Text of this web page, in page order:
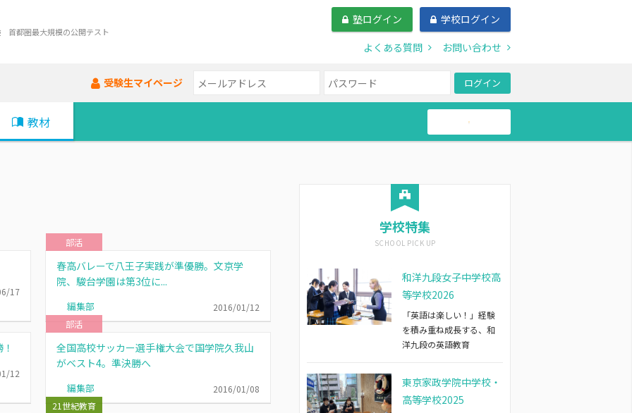
首都圏最大規模の公開テスト
塾ログイン
学校ログイン
よくある質問
お問い合わせ
受験生マイページ ログイン
教材 帰国生
17
部活
春高バレーで八王子実践が準優勝。文京学
院、駿台学園は第3位に...
編集部
2016/01/12
12
部活
全国高校サッカー選手権大会で国学院久我山
がベスト4。準決勝へ
編集部
2016/01/08
21世紀教育
学校特集
和洋九段女子中学校高
等学校2026
「英語は楽しい！」経験
を積み重ね成長する、和
洋九段の英語教育
東京家政学院中学校・
高等学校2025